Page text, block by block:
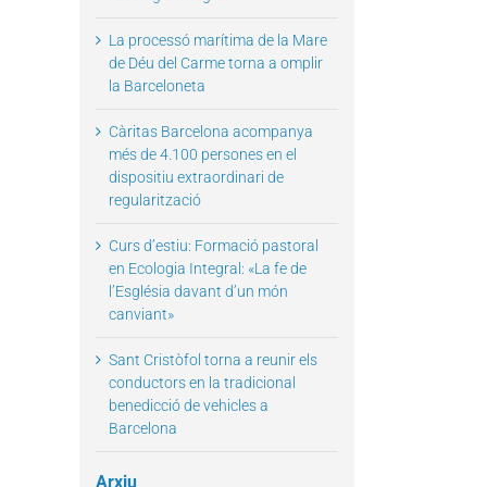
La processó marítima de la Mare
de Déu del Carme torna a omplir
la Barceloneta
Càritas Barcelona acompanya
més de 4.100 persones en el
dispositiu extraordinari de
regularització
Curs d’estiu: Formació pastoral
en Ecologia Integral: «La fe de
l’Església davant d’un món
canviant»
Sant Cristòfol torna a reunir els
conductors en la tradicional
benedicció de vehicles a
Barcelona
Arxiu